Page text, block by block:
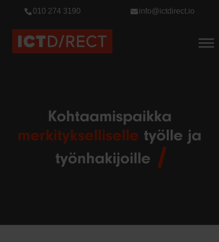
010 274 3190 info@ictdirect.io
Kohtaamispaikka
merkitykselliselle työlle ja
työnhakijoille